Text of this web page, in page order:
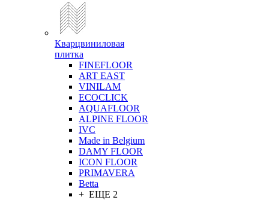
Кварцвиниловая
плитка
FINEFLOOR
ART EAST
VINILAM
ECOCLICK
AQUAFLOOR
ALPINE FLOOR
IVC
Made in Belgium
DAMY FLOOR
ICON FLOOR
PRIMAVERA
Betta
+ ЕЩЕ 2